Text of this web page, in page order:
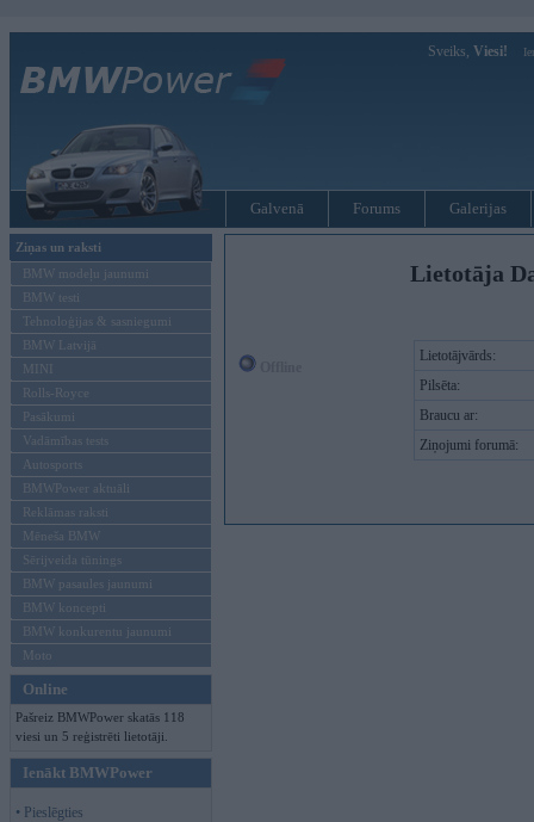
Sveiks, Viesi!
Galvenā Forums Galerijas
Ziņas un raksti
BMW modeļu jaunumi
BMW testi
Tehnoloģijas & sasniegumi
BMW Latvijā
MINI
Rolls-Royce
Pasākumi
Vadāmības tests
Autosports
BMWPower aktuāli
Reklāmas raksti
Mēneša BMW
Sērijveida tūnings
BMW pasaules jaunumi
BMW koncepti
BMW konkurentu jaunumi
Moto
Online
Pašreiz BMWPower skatās 118
viesi un 5 reģistrēti lietotāji.
Ienākt BMWPower
• Pieslēgties
Lietotāja
Lietotājvārds:
Pilsēta:
Braucu ar:
Ziņojumi forumā: